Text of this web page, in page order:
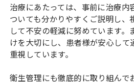
治療にあたっては、事前に治療内
ついても分かりやすくご説明し、
して不安の軽減に努めています。
けを大切にし、患者様が安心して
重視しています。
衛生管理にも徹底的に取り組んで